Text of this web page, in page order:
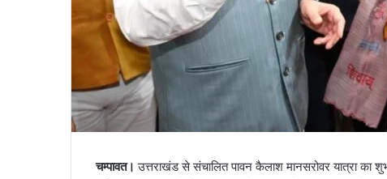
चम्पावत। उत्तराखंड से संचालित पावन कैलाश मानसरोवर यात्रा का